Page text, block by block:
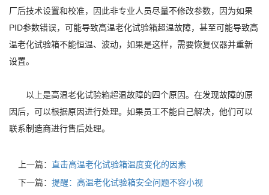
厂后技术设置和校准，因此非专业人员尽量不修改参数，因为如果
PID参数错误，可能导致高温老化试验箱超温故障，甚至可能导致高
温老化试验箱不能恒温、波动，如果是这样，需要恢复仪器并重新
设置。
以上是高温老化试验箱超温故障的四个原因。在发现故障的原
因后，可以根据原因进行处理。如果员工不能自己解决，他们可以
联系制造商进行售后处理。
上一篇： 直击高温老化试验箱温度变化的因素
下一篇： 提醒：高温老化试验箱安全问题不容小视